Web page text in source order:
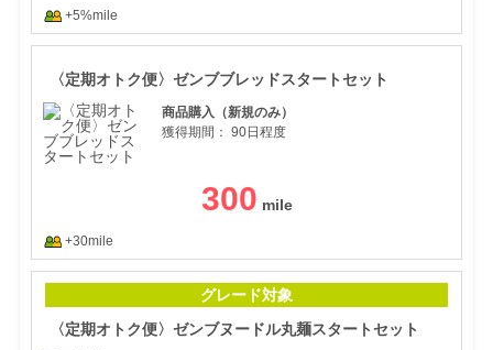
+5%mile
〈定期オトク便〉ゼンブブレッドスタートセット
商品購入（新規のみ）
獲得期間： 90日程度
300
+30mile
グレード対象
〈定期オトク便〉ゼンブヌードル丸麺スタートセット